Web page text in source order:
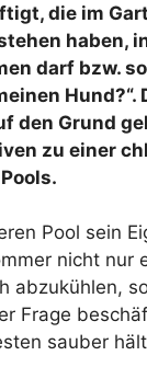
die im
haben,
darf bzw.
Hund?“.
den Grund
zu einer
Pool sein
nicht nur
abzukühlen,
Frage
sauber